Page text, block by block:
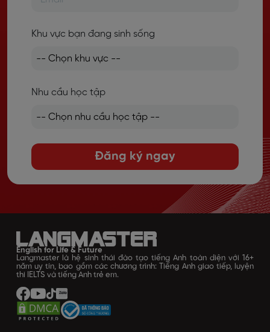
Khu vực bạn đang sinh sống
Nhu cầu học tập
Đăng ký ngay
English for Life & Future
Langmaster là hệ sinh thái đào tạo tiếng Anh toàn diện với 16+
năm uy tín, bao gồm các chương trình: Tiếng Anh giao tiếp, luyện
thi IELTS và tiếng Anh trẻ em.